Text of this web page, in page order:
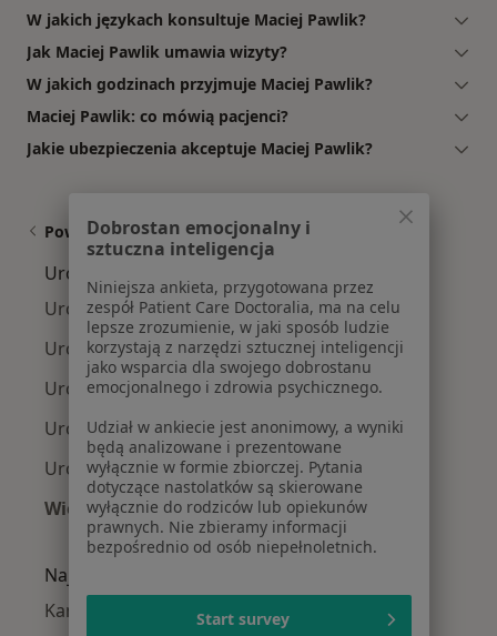
W jakich językach konsultuje Maciej Pawlik?
Jak Maciej Pawlik umawia wizyty?
W jakich godzinach przyjmuje Maciej Pawlik?
Maciej Pawlik: co mówią pacjenci?
Jakie ubezpieczenia akceptuje Maciej Pawlik?
Powiązane wyszukiwania
Urolodzy w pobliżu
Urolodzy Grunwald
Urolodzy Stare Miasto
Urolodzy Nowe Miasto
Urolodzy Jeżyce
Urolodzy Wilda
Więcej (1)
Więcej w kategorii: Urolodzy w pobliżu
Najczęście leczone choroby
Kamica nerkowa w Poznaniu
Dobrostan emocjonalny i
sztuczna inteligencja
Niniejsza ankieta, przygotowana przez
zespół Patient Care Doctoralia, ma na celu
lepsze zrozumienie, w jaki sposób ludzie
korzystają z narzędzi sztucznej inteligencji
jako wsparcia dla swojego dobrostanu
emocjonalnego i zdrowia psychicznego.
Udział w ankiecie jest anonimowy, a wyniki
będą analizowane i prezentowane
wyłącznie w formie zbiorczej. Pytania
dotyczące nastolatków są skierowane
wyłącznie do rodziców lub opiekunów
prawnych. Nie zbieramy informacji
bezpośrednio od osób niepełnoletnich.
Start survey